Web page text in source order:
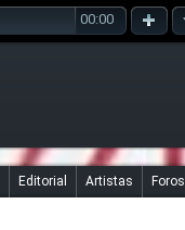
00:00
Editorial Artistas Foros